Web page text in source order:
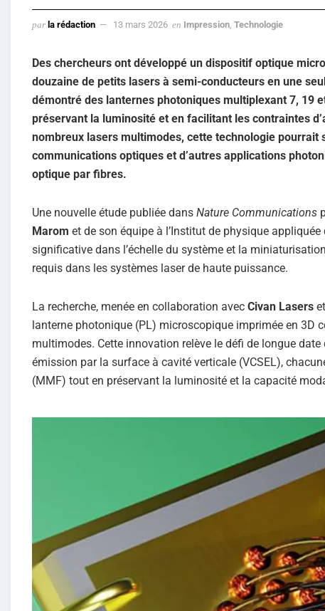
par la rédaction 13 mars 2026 en Impression Technologie
Des chercheurs ont développé un dispositif optique
douzaine de petits lasers à semi-conducteurs en une
démontré des lanternes photoniques multiplexant 7, 19
préservant la luminosité et en facilitant les contraintes
nombreux lasers multimodes, cette technologie
communications optiques et d’autres applications
optique par fibres.
Une nouvelle étude publiée dans Nature Communications
Marom et de son équipe à l’Institut de physique
significative dans l’échelle du système et la
requis dans les systèmes laser de haute puissance.
La recherche, menée en collaboration avec Civan Lasers
lanterne photonique (PL) microscopique imprimée en 3D
multimodes. Cette innovation relève le défi de longue
émission par la surface à cavité verticale (VCSEL),
(MMF) tout en préservant la luminosité et la capacité